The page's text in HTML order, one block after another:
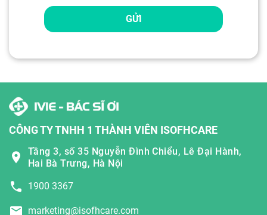
GỬI
CÔNG TY TNHH 1 THÀNH VIÊN ISOFHCARE
Tầng 3, số 35 Nguyễn Đình Chiểu, Lê Đại Hành,
Hai Bà Trưng, Hà Nội
1900 3367
marketing@isofhcare.com